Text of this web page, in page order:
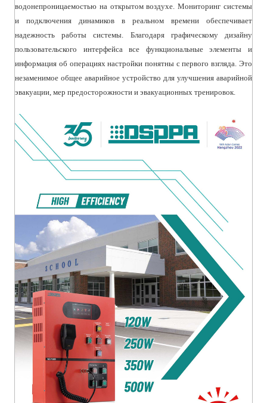
стиле; режим управлением экрана касания определяет
дружественное взаимодействие человеческ-компьютера.
Обнаружение цикла: определите, является ли соединение
между динамиком и усилителем нормальным, разомкнутым или
коротким.
водонепроницаемостью на открытом воздухе. Мониторинг системы
и подключения динамиков в реальном времени обеспечивает
надежность работы системы. Благодаря графическому дизайну
пользовательского интерфейса все функциональные элементы и
информация об операциях настройки понятны с первого взгляда. Это
незаменимое общее аварийное устройство для улучшения аварийной
эвакуации, мер предосторожности и эвакуационных тренировок.